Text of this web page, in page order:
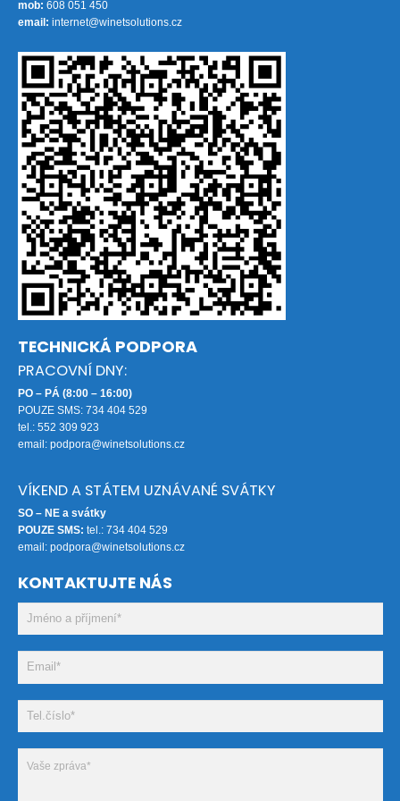
mob: 608 051 450
email: internet@winetsolutions.cz
TECHNICKÁ PODPORA
PRACOVNÍ DNY:
PO – PÁ (8:00 – 16:00)
POUZE SMS: 734 404 529
tel.: 552 309 923
email: podpora@winetsolutions.cz
VÍKEND A STÁTEM UZNÁVANÉ SVÁTKY
SO – NE a svátky
POUZE SMS: tel.: 734 404 529
email: podpora@winetsolutions.cz
KONTAKTUJTE NÁS